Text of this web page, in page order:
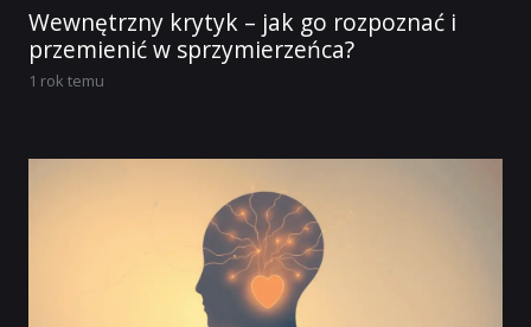
Wewnętrzny krytyk – jak go rozpoznać i
przemienić w sprzymierzeńca?
1 rok temu